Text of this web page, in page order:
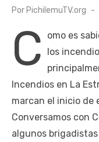
Por PichilemuTV.org
C
omo es
los
Incendios en La
marcan el inicio de
Conversamos con
algunos